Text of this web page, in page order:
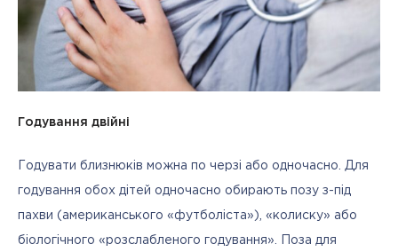
Годування двійні
Годувати близнюків можна по черзі або одночасно. Для
годування обох дітей одночасно обирають позу з-під
пахви (американського «футболіста»), «колиску» або
біологічного «розслабленого годування». Поза для